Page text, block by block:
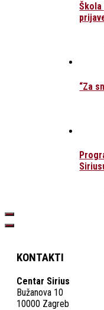
“Za
KONTAKTI
Centar Sirius
Bužanova 10
10000 Zagreb